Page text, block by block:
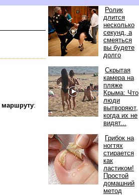
Ролик
длится
несколько
секунд, а
смеяться
ы будете
долго
Скрытая
камера на
пляже
Крыма: Что
люди
ытворяют,
когда их не
идят...
Грибок на
ногтях
стирается
как
ластиком!
Простой
домашний
метод
маршруту: